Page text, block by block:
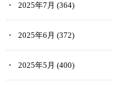
2025年7月 (364)
2025年6月 (372)
2025年5月 (400)